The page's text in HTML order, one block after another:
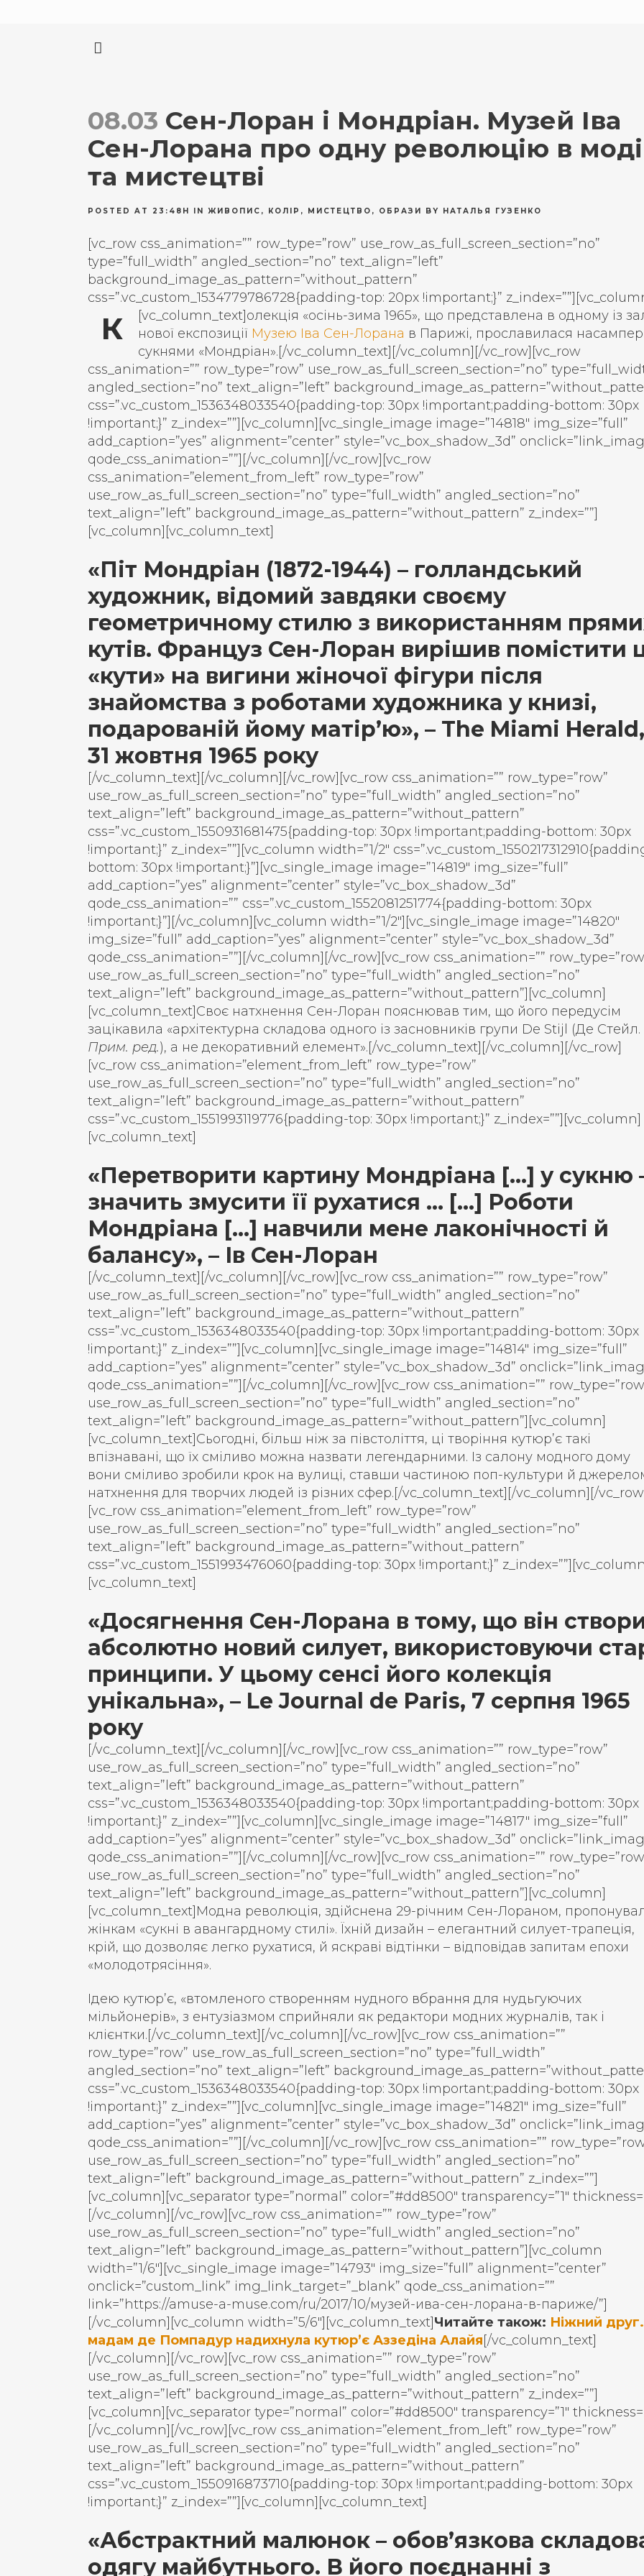
08.03 Сен-Лоран і Мондріан. Музей Іва
Сен-Лорана про одну революцію в моді
та мистецтві
POSTED AT 23:48H IN ЖИВОПИС , КОЛІР , МИСТЕЦТВО , ОБРАЗИ BY НАТАЛЬЯ ГУЗЕНКО
[vc_row css_animation=”” row_type=”row” use_row_as_full_screen_section=”no”
type=”full_width” angled_section=”no” text_align=”left”
background_image_as_pattern=”without_pattern”
css=”.vc_custom_1534779786728{padding-top: 20px !important;}”
[vc_column_text]
К
олекція «осінь-зима 1965», що представлена в одному із
нової експозиції Музею Іва Сен-Лорана в Парижі, прославилася
сукнями «Мондріан».[/vc_column_text][/vc_column][/vc_row][vc_row
css_animation=”” row_type=”row” use_row_as_full_screen_section=”no”
angled_section=”no” text_align=”left”
css=”.vc_custom_1536348033540{padding-top: 30px !important;padding-bottom: 30px
!important;}” z_index=””][vc_column][vc_single_image image=”14818″ img_size=”full”
add_caption=”yes” alignment=”center” style=”vc_box_shadow_3d”
qode_css_animation=””][/vc_column][/vc_row][vc_row
css_animation=”element_from_left” row_type=”row”
use_row_as_full_screen_section=”no” type=”full_width” angled_section=”no”
text_align=”left” background_image_as_pattern=”without_pattern” z_index=””]
[vc_column][vc_column_text]
«Піт Мондріан (1872-1944) – голландський
художник, відомий завдяки своєму
геометричному стилю з використанням
кутів. Француз Сен-Лоран вирішив помістити
«кути» на вигини жіночої фігури після
знайомства з роботами художника у книзі,
подарованій йому матір’ю», – The Miami Herald,
31 жовтня 1965 року
[/vc_column_text][/vc_column][/vc_row][vc_row css_animation=”” row_type=”row”
use_row_as_full_screen_section=”no” type=”full_width” angled_section=”no”
text_align=”left” background_image_as_pattern=”without_pattern”
css=”.vc_custom_1550931681475{padding-top: 30px !important;padding-bottom: 30px
!important;}” z_index=””][vc_column width=”1/2″
bottom: 30px !important;}”][vc_single_image image=”14819″ img_size=”full”
add_caption=”yes” alignment=”center” style=”vc_box_shadow_3d”
qode_css_animation=”” css=”.vc_custom_1552081251774{padding-bottom: 30px
!important;}”][/vc_column][vc_column width=”1/2″][vc_single_image image=”14820″
img_size=”full” add_caption=”yes” alignment=”center” style=”vc_box_shadow_3d”
qode_css_animation=””][/vc_column][/vc_row][vc_row css_animation=””
use_row_as_full_screen_section=”no” type=”full_width” angled_section=”no”
text_align=”left” background_image_as_pattern=”without_pattern”][vc_column]
[vc_column_text]Своє натхнення Сен-Лоран пояснював тим, що його передусім
зацікавила «архітектурна складова одного із засновників групи De Stijl (Де Стейл.
Прим. ред.), а не декоративний елемент».[/vc_column_text][/vc_column][/vc_row]
[vc_row css_animation=”element_from_left” row_type=”row”
use_row_as_full_screen_section=”no” type=”full_width” angled_section=”no”
text_align=”left” background_image_as_pattern=”without_pattern”
css=”.vc_custom_1551993119776{padding-top: 30px !important;}” z_index=””][vc_column]
[vc_column_text]
«Перетворити картину Мондріана […] у сукню
значить змусити її рухатися … […] Роботи
Мондріана […] навчили мене лаконічності й
балансу», – Ів Сен-Лоран
[/vc_column_text][/vc_column][/vc_row][vc_row css_animation=”” row_type=”row”
use_row_as_full_screen_section=”no” type=”full_width” angled_section=”no”
text_align=”left” background_image_as_pattern=”without_pattern”
css=”.vc_custom_1536348033540{padding-top: 30px !important;padding-bottom: 30px
!important;}” z_index=””][vc_column][vc_single_image image=”14814″ img_size=”full”
add_caption=”yes” alignment=”center” style=”vc_box_shadow_3d”
qode_css_animation=””][/vc_column][/vc_row][vc_row css_animation=””
use_row_as_full_screen_section=”no” type=”full_width” angled_section=”no”
text_align=”left” background_image_as_pattern=”without_pattern”][vc_column]
[vc_column_text]Сьогодні, більш ніж за півстоліття, ці творіння кутюр’є такі
впізнавані, що їх сміливо можна назвати легендарними. Із салону модного дому
вони сміливо зробили крок на вулиці, ставши частиною поп-культури й
натхнення для творчих людей із різних сфер.[/vc_column_text][/vc_column][/
[vc_row css_animation=”element_from_left” row_type=”row”
use_row_as_full_screen_section=”no” type=”full_width” angled_section=”no”
text_align=”left” background_image_as_pattern=”without_pattern”
css=”.vc_custom_1551993476060{padding-top: 30px !important;}”
[vc_column_text]
«Досягнення Сен-Лорана в тому, що він
абсолютно новий силует, використовуючи
принципи. У цьому сенсі його колекція
унікальна», – Le Journal de Paris, 7 серпня 1965
року
[/vc_column_text][/vc_column][/vc_row][vc_row css_animation=”” row_type=”row”
use_row_as_full_screen_section=”no” type=”full_width” angled_section=”no”
text_align=”left” background_image_as_pattern=”without_pattern”
css=”.vc_custom_1536348033540{padding-top: 30px !important;padding-bottom: 30px
!important;}” z_index=””][vc_column][vc_single_image image=”14817″ img_size=”full”
add_caption=”yes” alignment=”center” style=”vc_box_shadow_3d”
qode_css_animation=””][/vc_column][/vc_row][vc_row css_animation=””
use_row_as_full_screen_section=”no” type=”full_width” angled_section=”no”
text_align=”left” background_image_as_pattern=”without_pattern”][vc_column]
[vc_column_text] Модна революція, здійснена 29-річним Сен-Лораном,
жінкам «сукні в авангардному стилі». Їхній дизайн – елегантний силует-трапеція,
крій, що дозволяє легко рухатися, й яскраві відтінки – відповідав запитам епохи
«молодотрясіння».
Ідею кутюр’є, «втомленого створенням нудного вбрання для нудьгуючих
мільйонерів», з ентузіазмом сприйняли як редактори модних журналів, так і
клієнтки.[/vc_column_text][/vc_column][/vc_row][vc_row css_animation=””
row_type=”row” use_row_as_full_screen_section=”no” type=”full_width”
angled_section=”no” text_align=”left”
css=”.vc_custom_1536348033540{padding-top: 30px !important;padding-bottom: 30px
!important;}” z_index=””][vc_column][vc_single_image image=”14821″ img_size=”full”
add_caption=”yes” alignment=”center” style=”vc_box_shadow_3d”
qode_css_animation=””][/vc_column][/vc_row][vc_row css_animation=””
use_row_as_full_screen_section=”no” type=”full_width” angled_section=”no”
text_align=”left” background_image_as_pattern=”without_pattern” z_index=””]
[vc_column][vc_separator type=”normal” color=”#dd8500″ transparency=”1″
[/vc_column][/vc_row][vc_row css_animation=”” row_type=”row”
use_row_as_full_screen_section=”no” type=”full_width” angled_section=”no”
text_align=”left” background_image_as_pattern=”without_pattern”][vc_column
width=”1/6″][vc_single_image image=”14793″ img_size=”full” alignment=”center”
onclick=”custom_link” img_link_target=”_blank” qode_css_animation=””
link=”https://amuse-a-muse.com/ru/2017/10/музей-ива-сен-лорана-в-париже/”]
[/vc_column][vc_column width=”5/6″][vc_column_text]Читайте також: Ніжний
мадам де Помпадур надихнула кутюр’є Аззедіна Алайя[/vc_column_text]
[/vc_column][/vc_row][vc_row css_animation=”” row_type=”row”
use_row_as_full_screen_section=”no” type=”full_width” angled_section=”no”
text_align=”left” background_image_as_pattern=”without_pattern” z_index=””]
[vc_column][vc_separator type=”normal” color=”#dd8500″ transparency=”1″
[/vc_column][/vc_row][vc_row css_animation=”element_from_left” row_type=”row”
use_row_as_full_screen_section=”no” type=”full_width” angled_section=”no”
text_align=”left” background_image_as_pattern=”without_pattern”
css=”.vc_custom_1550916873710{padding-top: 30px !important;padding-bottom: 30px
!important;}” z_index=””][vc_column][vc_column_text]
«Абстрактний малюнок – обов’язкова
одягу майбутнього. В його поєднанні з